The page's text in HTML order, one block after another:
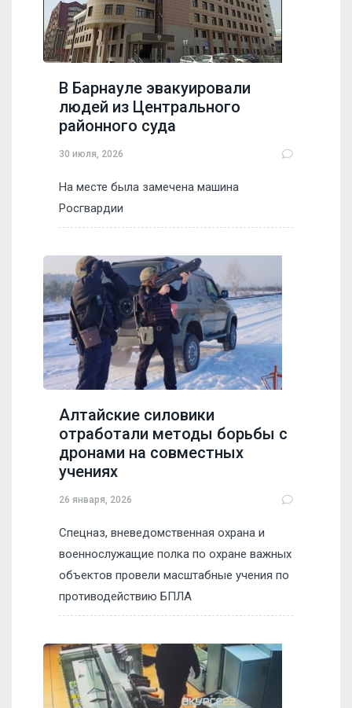
В Барнауле эвакуировали
людей из Центрального
районного суда
30 июля, 2026
На месте была замечена машина
Росгвардии
Алтайские силовики
отработали методы борьбы с
дронами на совместных
учениях
26 января, 2026
Спецназ, вневедомственная охрана и
военнослужащие полка по охране важных
объектов провели масштабные учения по
противодействию БПЛА